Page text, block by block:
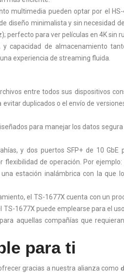
multimedia pueden optar por el
diseño minimalista y sin necesidad
perfecto para ver películas en 4K sin
capacidad de almacenamiento
experiencia de streaming fluida.
entre todos sus dispositivos
duplicados o el envío de
para manejar los datos
y dos puertos SFP+ de 10 GbE
flexibilidad de operación. Por
estación inalámbrica con la que
el TS-1677X cuenta con un
1677X puede emplearse para el
aquellas compañías que
para ti
gracias a nuestra alianza como